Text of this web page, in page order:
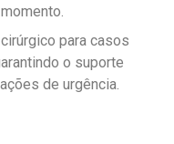
para casos
o suporte
de urgência.